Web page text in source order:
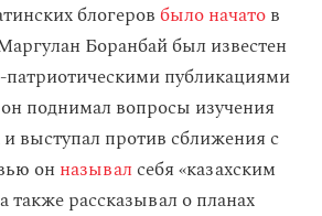
блогеровбыло начатов
Боранбай был известен
публикациями
поднимал вопросы изучения
и выступал против сближения с
он называлсебя «казахским
также рассказывал о планах